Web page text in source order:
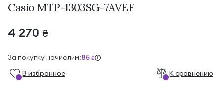
Casio MTP-1303SG-7AVEF
4 270 ₴
За покупку начислим:85 ₴
В избранноe К сравнению